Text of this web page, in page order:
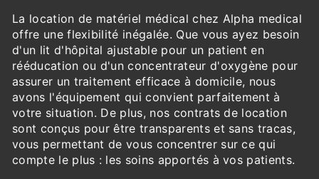
La location de matériel médical chez Alpha medical
offre une flexibilité inégalée. Que vous ayez besoin
d'un lit d'hôpital ajustable pour un patient en
rééducation ou d'un concentrateur d'oxygène pour
assurer un traitement efficace à domicile, nous
avons l'équipement qui convient parfaitement à
votre situation. De plus, nos contrats de location
sont conçus pour être transparents et sans tracas,
vous permettant de vous concentrer sur ce qui
compte le plus : les soins apportés à vos patients.